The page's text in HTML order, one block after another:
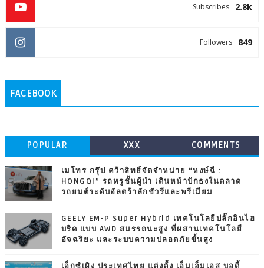
2.8k
Subscribes
849
Followers
FACEBOOK
POPULAR XXX COMMENTS
เมโทร กรุ๊ป คว้าสิทธิ์จัดจำหน่าย “หงษ์ฉี :
HONGQI” รถหรูชั้นผู้นำ เดินหน้าปักธงในตลาด
รถยนต์ระดับอัลตร้าลักชัวรีและพรีเมียม
GEELY EM-P Super Hybrid เทคโนโลยีปลั๊กอินไฮ
บริด แบบ AWD สมรรถนะสูง ที่ผสานเทคโนโลยี
อัจฉริยะ และระบบความปลอดภัยขั้นสูง
เอ็กซ์เผิง ประเทศไทย แต่งตั้ง เอ็มเอ็มเอส บอดี้